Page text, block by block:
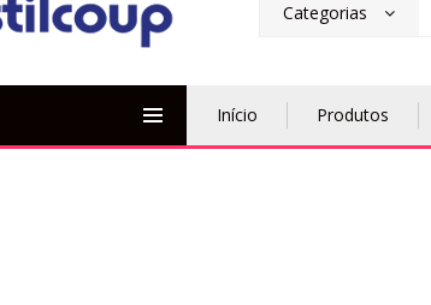
Categorias
Início Produtos